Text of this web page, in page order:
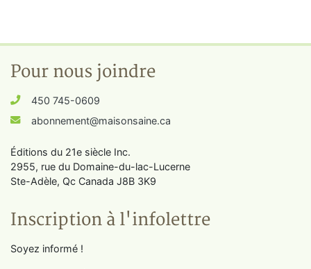
Pour nous joindre
450 745-0609
abonnement@maisonsaine.ca
Éditions du 21e siècle Inc.
2955, rue du Domaine-du-lac-Lucerne
Ste-Adèle, Qc Canada J8B 3K9
Inscription à l'infolettre
Soyez informé !